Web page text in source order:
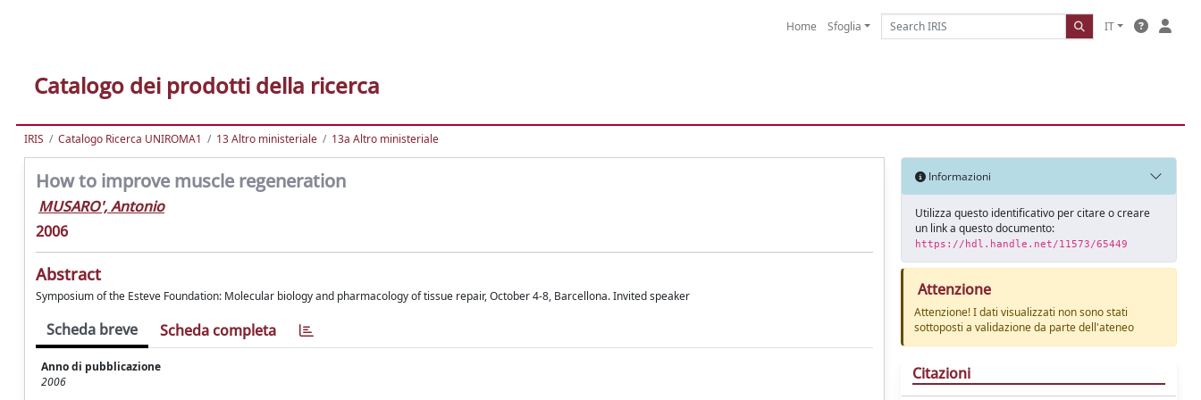
Home Sfoglia IT
Catalogo dei prodotti della ricerca
IRIS Catalogo Ricerca UNIROMA1 13 Altro ministeriale 13a Altro ministeriale
How to improve muscle regeneration
MUSARO', Antonio
2006
Abstract
Symposium of the Esteve Foundation: Molecular biology and pharmacology of tissue repair, October 4-8, Barcellona. Invited speaker
Scheda breve Scheda completa
Anno di pubblicazione
2006
Informazioni
Utilizza questo identificativo per citare o creare
un link a questo documento:
https://hdl.handle.net/11573/65449
Attenzione
Attenzione! I dati visualizzati non sono stati
sottoposti a validazione da parte dell'ateneo
Citazioni